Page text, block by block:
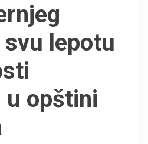
lepotu
u opštini